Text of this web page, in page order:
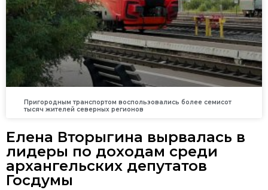
Пригородным транспортом воспользовались более семисот
тысяч жителей северных регионов
Елена Вторыгина вырвалась в
лидеры по доходам среди
архангельских депутатов
Госдумы